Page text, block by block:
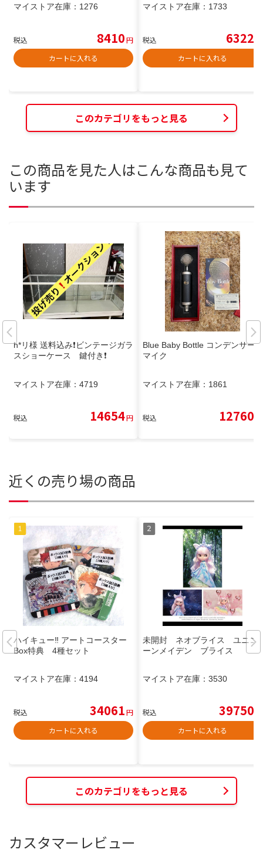
マイストア在庫： 1276
税込 8410円
カートに入れる
マイストア在庫： 1733
税込 6322
カートに入れる
このカテゴリをもっと見る
この商品を見た人はこんな商品も見て
います
h*リ様 送料込み❗️ビンテージガラ
スショーケース 鍵付き❗️
マイストア在庫： 4719
税込 14654円
Blue Baby Bottle コンデンサー
マイク
マイストア在庫： 1861
税込 12760
近くの売り場の商品
ハイキュー‼︎ アートコースター
Box特典 4種セット
マイストア在庫： 4194
税込 34061円
カートに入れる
未開封 ネオブライス ユニコ
ーンメイデン ブライス
マイストア在庫： 3530
税込 39750
カートに入れる
このカテゴリをもっと見る
カスタマーレビュー